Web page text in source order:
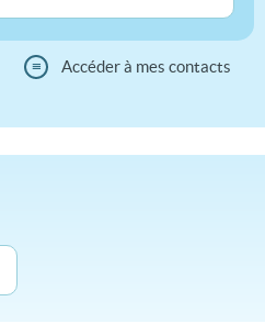
≡ Accéder à mes contacts